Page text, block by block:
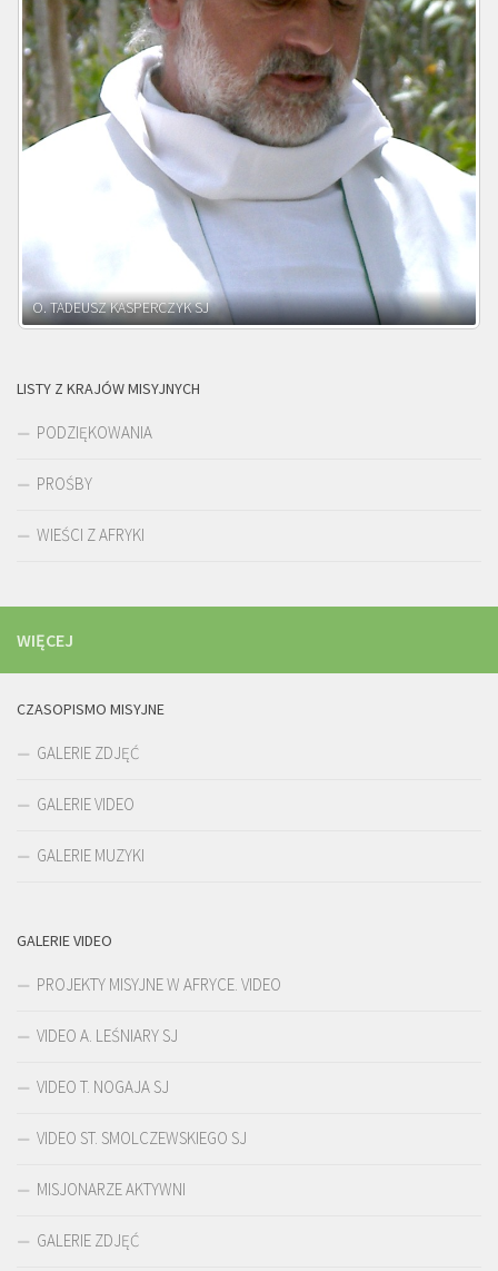
O. ADNRZEJ LEŚNIARA SJ
LISTY Z KRAJÓW MISYJNYCH
PODZIĘKOWANIA
PROŚBY
WIEŚCI Z AFRYKI
WIĘCEJ
CZASOPISMO MISYJNE
GALERIE ZDJĘĆ
GALERIE VIDEO
GALERIE MUZYKI
GALERIE VIDEO
PROJEKTY MISYJNE W AFRYCE. VIDEO
VIDEO A. LEŚNIARY SJ
VIDEO T. NOGAJA SJ
VIDEO ST. SMOLCZEWSKIEGO SJ
MISJONARZE AKTYWNI
GALERIE ZDJĘĆ